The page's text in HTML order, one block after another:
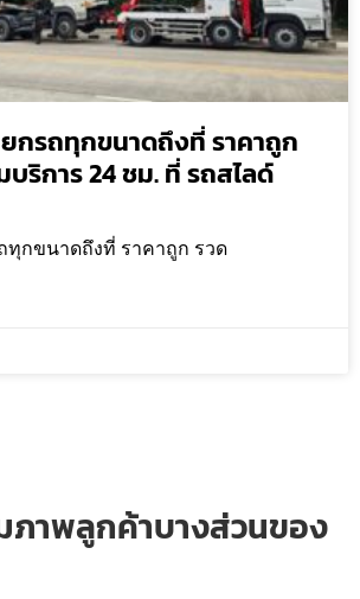
กรถทุกขนาดถึงที่ ราคาถูก
บริการ 24 ชม. ที่ รถสไลด์
ทุกขนาดถึงที่ ราคาถูก รวด
ภาพลูกค้าบางส่วนของ